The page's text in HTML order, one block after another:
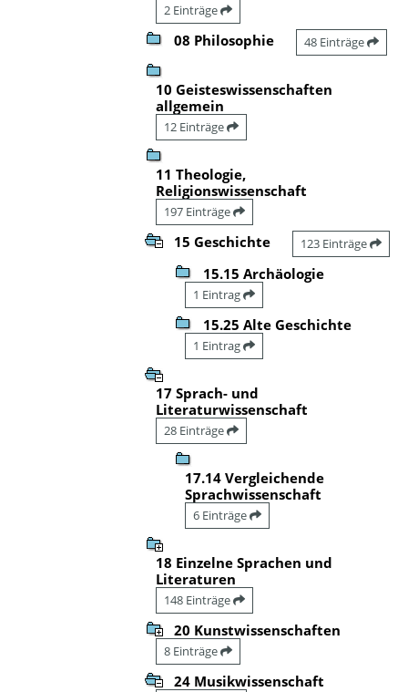
2 Einträge
08 Philosophie 48 Einträge
10 Geisteswissenschaften
allgemein
12 Einträge
11 Theologie,
Religionswissenschaft
197 Einträge
15 Geschichte 123 Einträge
15.15 Archäologie
1 Eintrag
15.25 Alte Geschichte
1 Eintrag
17 Sprach- und
Literaturwissenschaft
28 Einträge
17.14 Vergleichende
Sprachwissenschaft
6 Einträge
18 Einzelne Sprachen und
Literaturen
148 Einträge
20 Kunstwissenschaften
8 Einträge
24 Musikwissenschaft